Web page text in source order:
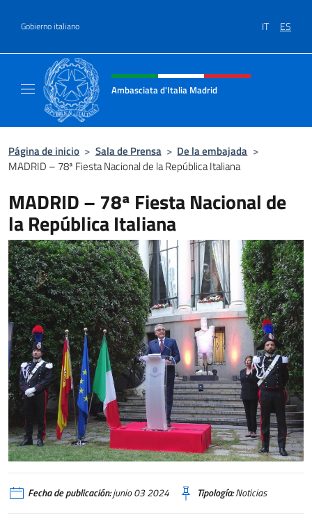
Gobierno italiano IT ES
Encabezado del sitio web,
Ambasciata d'Italia Madrid
Página de inicio > Sala de Prensa > De la embajada >
MADRID – 78ª Fiesta Nacional de la República Italiana
MADRID – 78ª Fiesta Nacional de
la República Italiana
Fecha de publicación:junio 03 2024 Tipología:Noticias